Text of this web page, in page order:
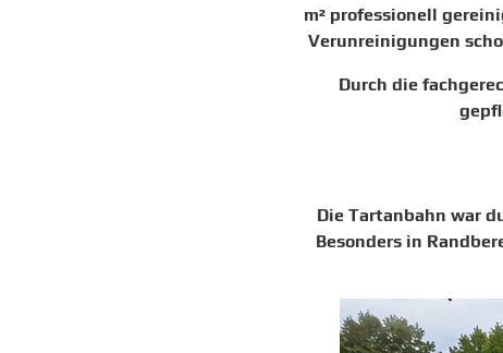
m² professionell
Verunreinigungen
Durch die
Die Tartanbahn war
Besonders in